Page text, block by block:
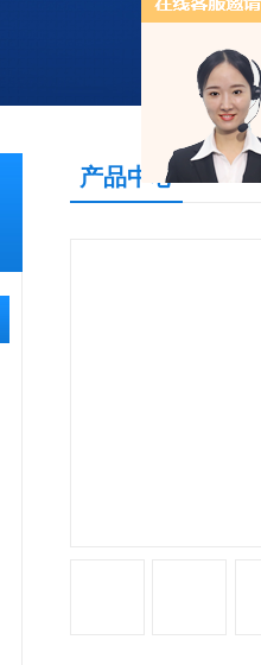
产品中心